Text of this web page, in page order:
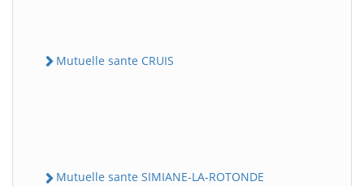
Mutuelle sante CRUIS
Mutuelle sante SIMIANE-LA-ROTONDE